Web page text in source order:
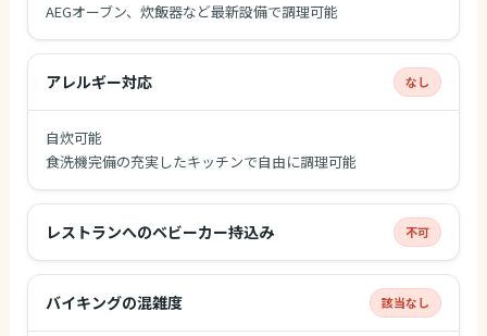
AEGオーブン、炊飯器など最新設備で調理可能
アレルギー対応 なし
自炊可能
食洗機完備の充実したキッチンで自由に調理可能
レストランへのベビーカー持込み 不可
バイキングの混雑度 該当なし